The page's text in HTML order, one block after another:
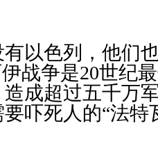
以色列，他们
战争是20世纪
成超过五千万
吓死人的“法特